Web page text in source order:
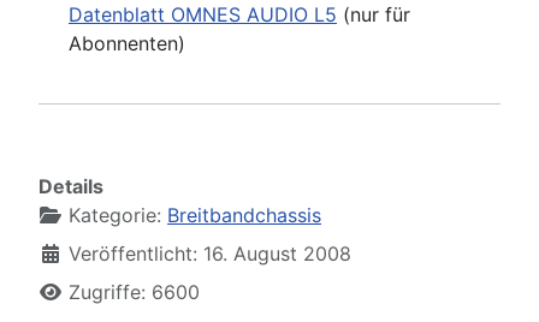
Datenblatt OMNES AUDIO L5 (nur für
Abonnenten)
Details
Kategorie: Breitbandchassis
Veröffentlicht: 16. August 2008
Zugriffe: 6600